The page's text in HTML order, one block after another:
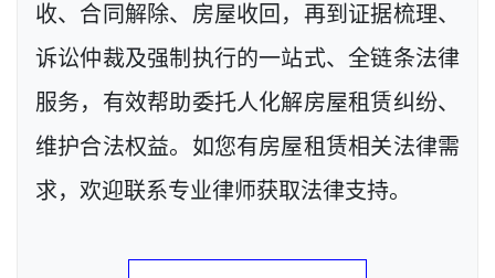
收、合同解除、房屋收回，再到证据梳理、
诉讼仲裁及强制执行的一站式、全链条法律
服务，有效帮助委托人化解房屋租赁纠纷、
维护合法权益。如您有房屋租赁相关法律需
求，欢迎联系专业律师获取法律支持。